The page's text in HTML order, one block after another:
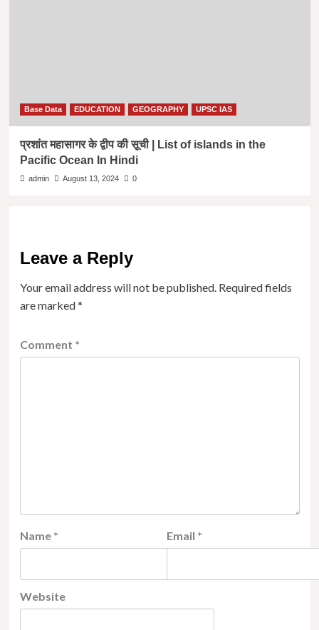
Base Data EDUCATION GEOGRAPHY UPSC IAS
प्रशांत महासागर के द्वीप की सूची | List of islands in the
Pacific Ocean In Hindi
admin August 13, 2024 0
Leave a Reply
Your email address will not be published. Required fields
are marked*
Comment *
Name * Email *
Website